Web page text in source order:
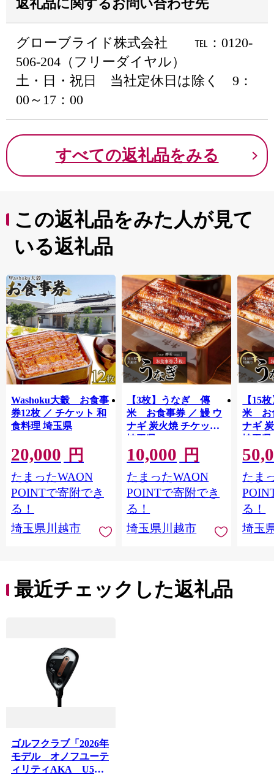
返礼品に関するお問い合わせ先
グローブライド株式会社 ℡：0120-
506-204（フリーダイヤル）
土・日・祝日 当社定休日は除く 9：
00～17：00
すべての返礼品をみる
この返礼品をみた人が見て
いる返礼品
Washoku大穀 お食事
券12枚 ／ チケット 和
食料理 埼玉県
20,000 円
たまったWAON
POINTで寄附でき
る！
埼玉県川越市
【3枚】うなぎ 傳
米 お食事券 ／ 鰻 ウ
ナギ 炭火焼 チケット
埼玉県
10,000 円
たまったWAON
POINTで寄附でき
る！
埼玉県川越市
【15
米 お
ナギ
埼玉県
たま
る！
埼玉
最近チェックした返礼品
ゴルフクラブ「2026年
モデル オノフユーテ
ィリティAKA U5